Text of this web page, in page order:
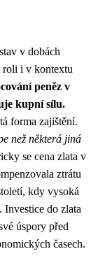
v dobách
roli i v kontextu
peněz v
kupní sílu.
forma zajištění.
než některá jiná
se cena zlata v
ztrátu
kdy vysoká
Investice do zlata
úspory před
časech.